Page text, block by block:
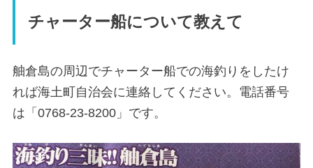
チャーター船について教えて
舳倉島の周辺でチャーター船での海釣りをしたけ
れば海土町自治会に連絡してください。電話番号
は「0768-23-8200」です。